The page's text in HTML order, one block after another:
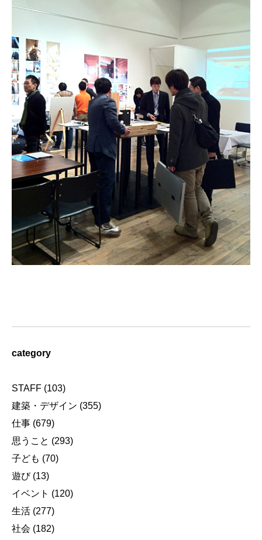
category
STAFF (103)
建築・デザイン (355)
仕事 (679)
思うこと (293)
子ども (70)
遊び(13)
イベント (120)
生活 (277)
社会 (182)